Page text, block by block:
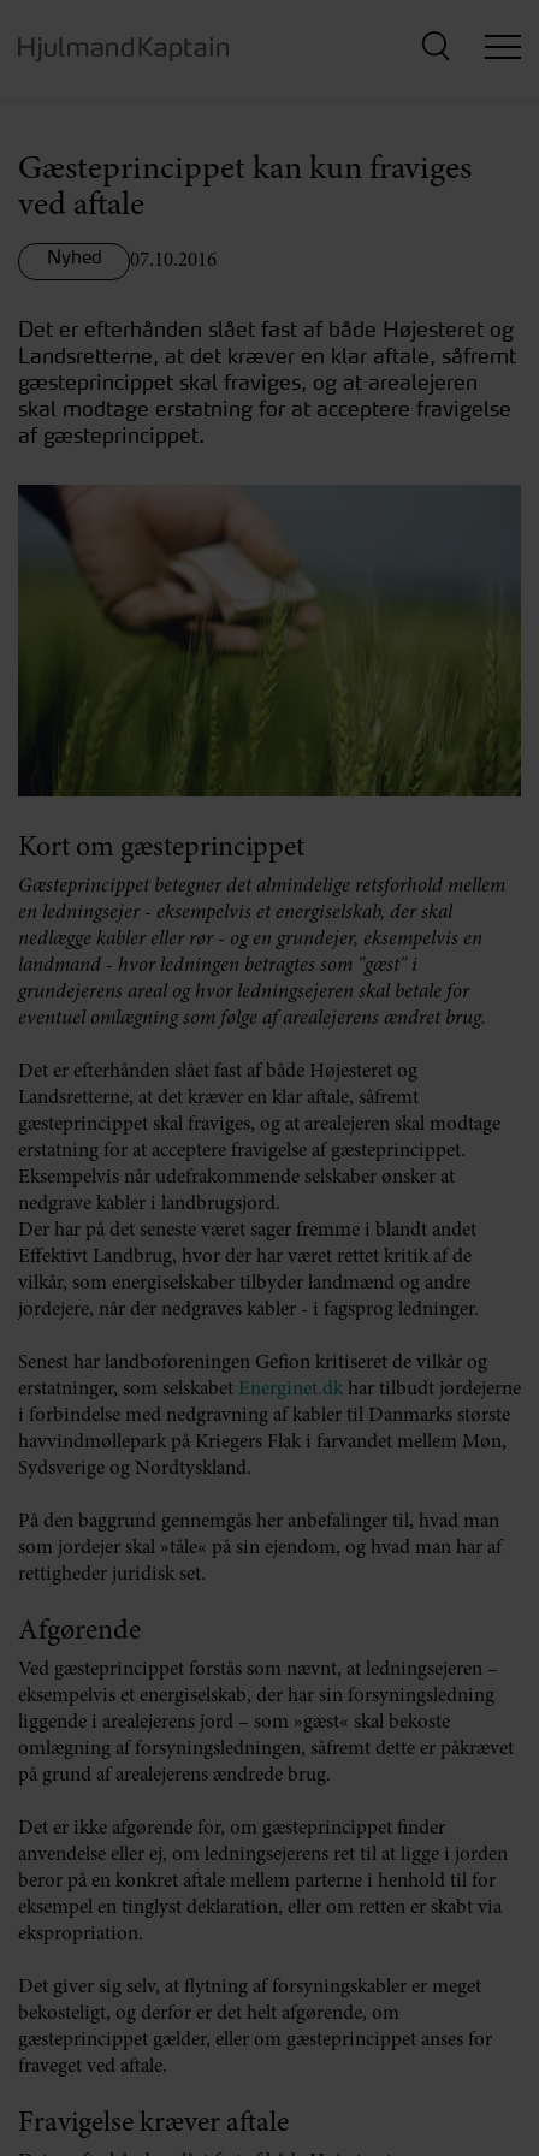
hovedindhold
Gæsteprincippet kan kun fraviges
ved aftale
Nyhed 07.10.2016
Det er efterhånden slået fast af både Højesteret og
Landsretterne, at det kræver en klar aftale, såfremt
gæsteprincippet skal fraviges, og at arealejeren
skal modtage erstatning for at acceptere fravigelse
af gæsteprincippet.
Kort om gæsteprincippet
Gæsteprincippet betegner det almindelige retsforhold mellem
en ledningsejer - eksempelvis et energiselskab, der skal
nedlægge kabler eller rør - og en grundejer, eksempelvis en
landmand - hvor ledningen betragtes som "gæst" i
grundejerens areal og hvor ledningsejeren skal betale for
eventuel omlægning som følge af arealejerens ændret brug.
Det er efterhånden slået fast af både Højesteret og
Landsretterne, at det kræver en klar aftale, såfremt
gæsteprincippet skal fraviges, og at arealejeren skal modtage
erstatning for at acceptere fravigelse af gæsteprincippet.
Eksempelvis når udefrakommende selskaber ønsker at
nedgrave kabler i landbrugsjord.
Der har på det seneste været sager fremme i blandt andet
Effektivt Landbrug, hvor der har været rettet kritik af de
vilkår, som energiselskaber tilbyder landmænd og andre
jordejere, når der nedgraves kabler - i fagsprog ledninger.
Senest har landboforeningen Gefion kritiseret de vilkår og
erstatninger, som selskabet Energinet.dkhar tilbudt jordejerne
i forbindelse med nedgravning af kabler til Danmarks største
havvindmøllepark på Kriegers Flak i farvandet mellem Møn,
Sydsverige og Nordtyskland.
På den baggrund gennemgås her anbefalinger til, hvad man
som jordejer skal »tåle« på sin ejendom, og hvad man har af
rettigheder juridisk set.
Afgørende
Ved gæsteprincippet forstås som nævnt, at ledningsejeren –
eksempelvis et energiselskab, der har sin forsyningsledning
liggende i arealejerens jord – som »gæst« skal bekoste
omlægning af forsyningsledningen, såfremt dette er påkrævet
på grund af arealejerens ændrede brug.
Det er ikke afgørende for, om gæsteprincippet finder
anvendelse eller ej, om ledningsejerens ret til at ligge i jorden
beror på en konkret aftale mellem parterne i henhold til for
eksempel en tinglyst deklaration, eller om retten er skabt via
ekspropriation.
Det giver sig selv, at flytning af forsyningskabler er meget
bekosteligt, og derfor er det helt afgørende, om
gæsteprincippet gælder, eller om gæsteprincippet anses for
fraveget ved aftale.
Fravigelse kræver aftale